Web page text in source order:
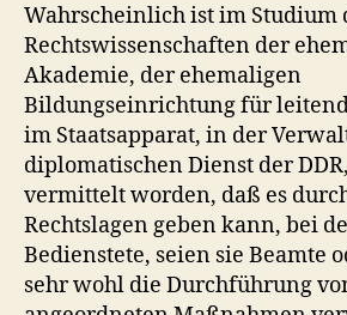
Wahrscheinlich ist im Studium
Rechtswissenschaften der
Akademie, der ehemaligen
Bildungseinrichtung für
im Staatsapparat, in der
diplomatischen Dienst der
vermittelt worden, daß es
Rechtslagen geben kann, bei
Bedienstete, seien sie Beamte
sehr wohl die Durchführung